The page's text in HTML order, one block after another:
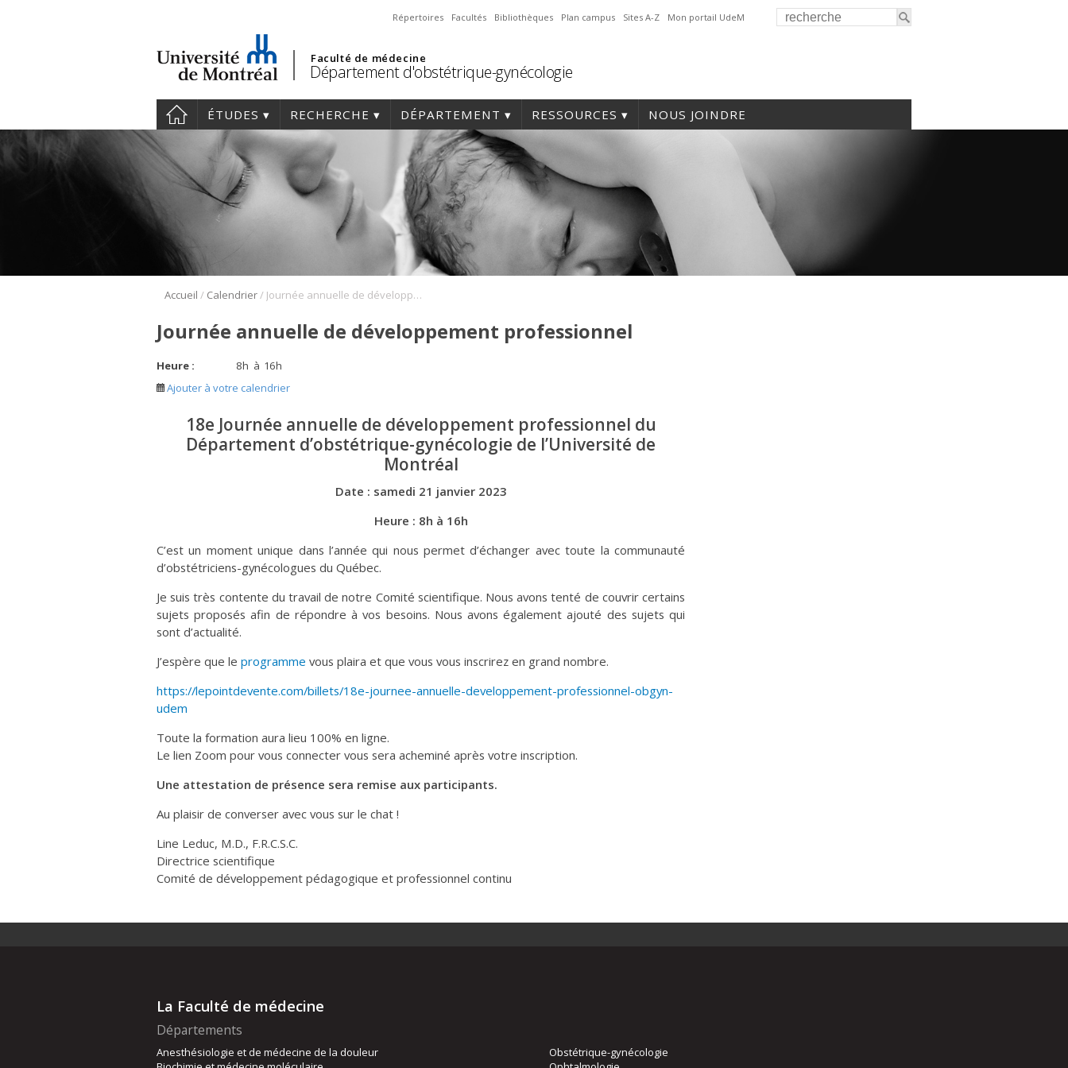
Répertoires Facultés Bibliothèques Plan campus Sites A-Z Mon portail UdeM
Faculté de médecine
Département d'obstétrique-gynécologie
ÉTUDES RECHERCHE DÉPARTEMENT RESSOURCES NOUS JOINDRE
Accueil / Calendrier/ Journée annuelle de développement professionnel
Journée annuelle de développement professionnel
Heure : 8h à 16h
Ajouter à votre calendrier
18e Journée annuelle de développement professionnel du
Département d’obstétrique-gynécologie de l’Université de
Montréal
Date : samedi 21 janvier 2023
Heure : 8h à 16h
C’est un moment unique dans l’année qui nous permet d’échanger avec toute la communauté
d’obstétriciens-gynécologues du Québec.
Je suis très contente du travail de notre Comité scientifique. Nous avons tenté de couvrir certains
sujets proposés afin de répondre à vos besoins. Nous avons également ajouté des sujets qui
sont d’actualité.
J’espère que le programme vous plaira et que vous vous inscrirez en grand nombre.
https://lepointdevente.com/billets/18e-journee-annuelle-developpement-professionnel-obgyn-
udem
Toute la formation aura lieu 100% en ligne.
Le lien Zoom pour vous connecter vous sera acheminé après votre inscription.
Une attestation de présence sera remise aux participants.
Au plaisir de converser avec vous sur le chat !
Line Leduc, M.D., F.R.C.S.C.
Directrice scientifique
Comité de développement pédagogique et professionnel continu
La Faculté de médecine
Départements
Anesthésiologie et de médecine de la douleur
Obstétrique-gynécologie